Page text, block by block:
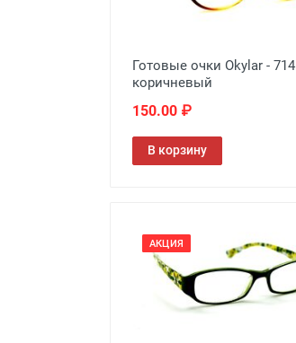
Готовые очки Okylar - 714
коричневый
150.00 ₽
В корзину
АКЦИЯ